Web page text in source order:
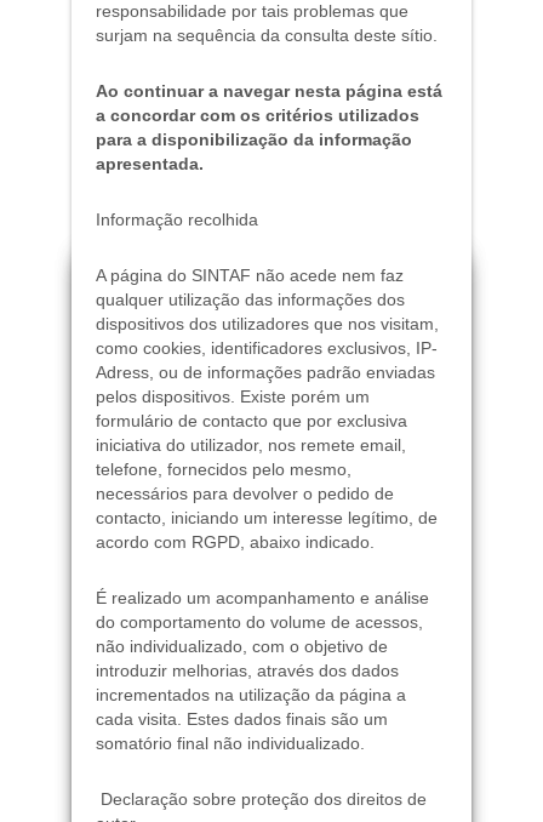
responsabilidade por tais problemas que
surjam na sequência da consulta deste sítio.
Ao continuar a navegar nesta página está
a concordar com os critérios utilizados
para a disponibilização da informação
apresentada.
Informação recolhida
A página do SINTAF não acede nem faz
qualquer utilização das informações dos
dispositivos dos utilizadores que nos visitam,
como cookies, identificadores exclusivos, IP-
Adress, ou de informações padrão enviadas
pelos dispositivos. Existe porém um
formulário de contacto que por exclusiva
iniciativa do utilizador, nos remete email,
telefone, fornecidos pelo mesmo,
necessários para devolver o pedido de
contacto, iniciando um interesse legítimo, de
acordo com RGPD, abaixo indicado.
É realizado um acompanhamento e análise
do comportamento do volume de acessos,
não individualizado, com o objetivo de
introduzir melhorias, através dos dados
incrementados na utilização da página a
cada visita. Estes dados finais são um
somatório final não individualizado.
Declaração sobre proteção dos direitos de